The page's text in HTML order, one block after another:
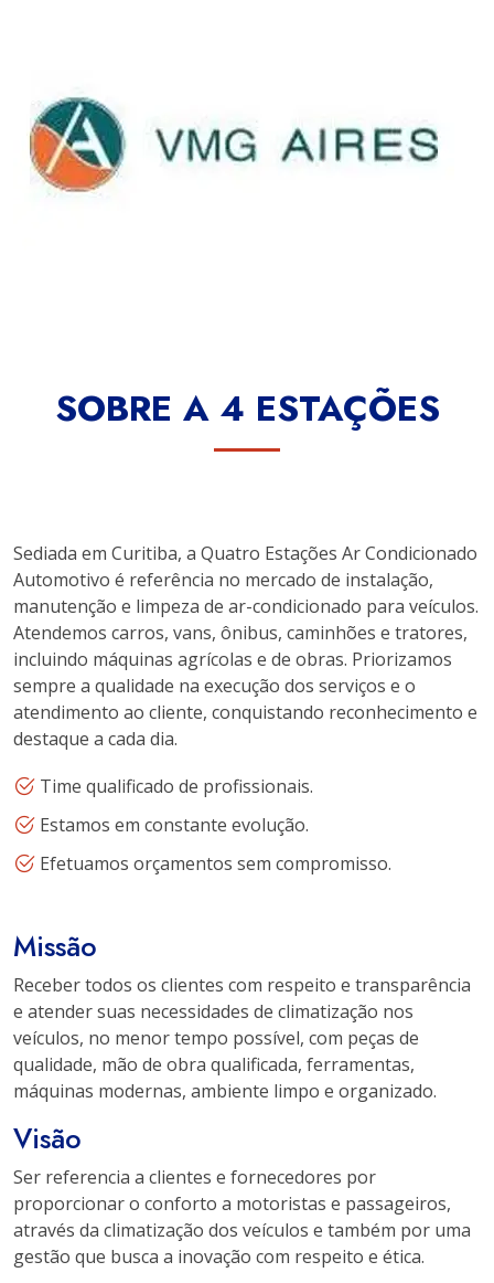
SOBRE A 4 ESTAÇÕES
Sediada em Curitiba, a Quatro Estações Ar Condicionado
Automotivo é referência no mercado de instalação,
manutenção e limpeza de ar-condicionado para veículos.
Atendemos carros, vans, ônibus, caminhões e tratores,
incluindo máquinas agrícolas e de obras. Priorizamos
sempre a qualidade na execução dos serviços e o
atendimento ao cliente, conquistando reconhecimento e
destaque a cada dia.
Time qualificado de profissionais.
Estamos em constante evolução.
Efetuamos orçamentos sem compromisso.
Missão
Receber todos os clientes com respeito e transparência
e atender suas necessidades de climatização nos
veículos, no menor tempo possível, com peças de
qualidade, mão de obra qualificada, ferramentas,
máquinas modernas, ambiente limpo e organizado.
Visão
Ser referencia a clientes e fornecedores por
proporcionar o conforto a motoristas e passageiros,
através da climatização dos veículos e também por uma
gestão que busca a inovação com respeito e ética.